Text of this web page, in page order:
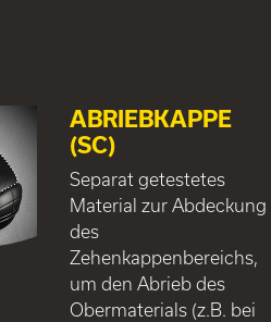
ABRIEBKAPPE
(SC)
Separat getestetes
Material zur Abdeckung
des
Zehenkappenbereichs,
um den Abrieb des
Obermaterials (z.B. bei